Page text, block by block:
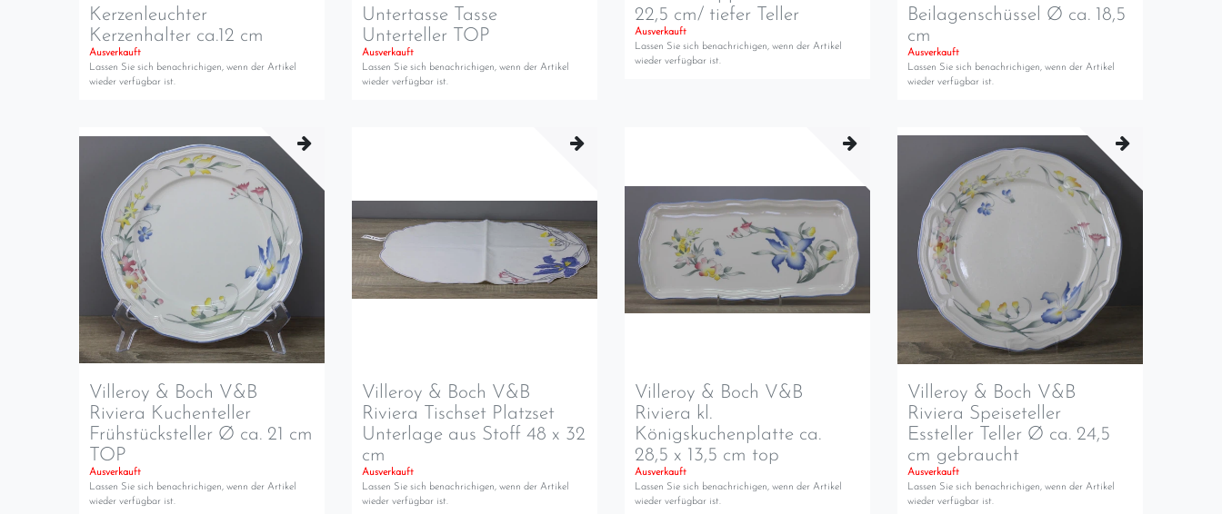
Kerzenleuchter
Kerzenhalter ca.12 cm
Ausverkauft
Lassen Sie sich benachrichigen, wenn der Artikel
wieder verfügbar ist.
Untertasse Tasse
Unterteller TOP
Ausverkauft
Lassen Sie sich benachrichigen, wenn der Artikel
wieder verfügbar ist.
22,5 cm/ tiefer Teller
Ausverkauft
Lassen Sie sich benachrichigen, wenn der Artikel
wieder verfügbar ist.
Beilagenschüssel Ø ca. 18,5
cm
Ausverkauft
Lassen Sie sich benachrichigen, wenn der Artikel
wieder verfügbar ist.
Villeroy & Boch V&B
Riviera Kuchenteller
Frühstücksteller Ø ca. 21 cm
TOP
Ausverkauft
Lassen Sie sich benachrichigen, wenn der Artikel
wieder verfügbar ist.
Villeroy & Boch V&B
Riviera Tischset Platzset
Unterlage aus Stoff 48 x 32
cm
Ausverkauft
Lassen Sie sich benachrichigen, wenn der Artikel
wieder verfügbar ist.
Villeroy & Boch V&B
Riviera kl.
Königskuchenplatte ca.
28,5 x 13,5 cm top
Ausverkauft
Lassen Sie sich benachrichigen, wenn der Artikel
wieder verfügbar ist.
Villeroy & Boch V&B
Riviera Speiseteller
Essteller Teller Ø ca. 24,5
cm gebraucht
Ausverkauft
Lassen Sie sich benachrichigen, wenn der Artikel
wieder verfügbar ist.